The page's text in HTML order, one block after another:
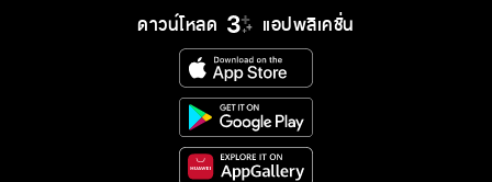
ดาวน์โหลด แอปพลิเคชั่น